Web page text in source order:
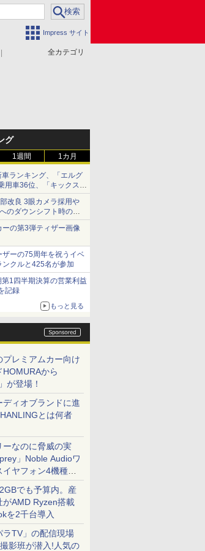
Impress サイト
全カテゴリ
グ
1週間 1カ月
ランキング、「エルグ
用車36位、「キックス」
改良 3眼カメラ採用や
のダウンシフト時の操
の第3弾ティザー画像
ザーの75周年を祝うイベ
クルと425名が参加
1四半期決算の営業利益
記録
もっと見る
プレミアムカー向け
HOMURAから
が登場！
ディオブランドに進
とは何者
ーなのに脅威の実
」Noble Audioワ
ヤフォン4機種を
く
でも予算内。産
がAMD Ryzen搭載
を2千台導入
ラTV」の配信現場
撮影班が潜入!人気の